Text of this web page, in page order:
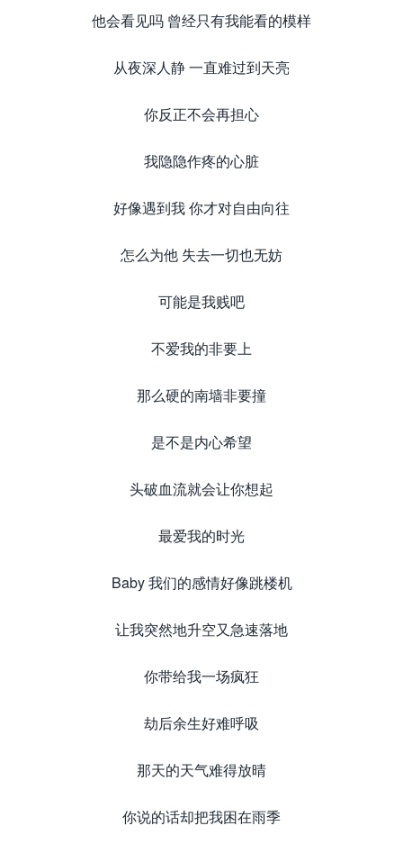
他会看见吗 曾经只有我能看的模样
从夜深人静 一直难过到天亮
你反正不会再担心
我隐隐作疼的心脏
好像遇到我 你才对自由向往
怎么为他 失去一切也无妨
可能是我贱吧
不爱我的非要上
那么硬的南墙非要撞
是不是内心希望
头破血流就会让你想起
最爱我的时光
Baby 我们的感情好像跳楼机
让我突然地升空又急速落地
你带给我一场疯狂
劫后余生好难呼吸
那天的天气难得放晴
你说的话却把我困在雨季